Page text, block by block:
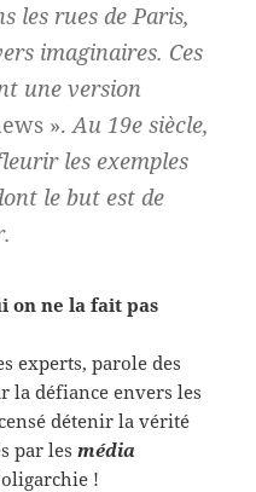
les rues de Paris,
imaginaires. Ces
une version
».Au 19e siècle,
les exemples
le but est de
on ne la fait pas
experts, parole des
la défiance envers les
détenir la vérité
par lesmédia
!